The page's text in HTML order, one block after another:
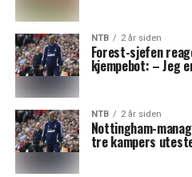
NTB 2 år siden
Forest-sjefen
kjempebot: – Jeg
NTB 2 år siden
Nottingham-
tre kampers